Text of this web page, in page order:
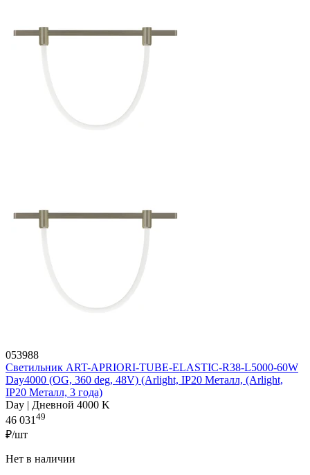
053988
Светильник ART-APRIORI-TUBE-ELASTIC-R38-L5000-60W
Day4000 (OG, 360 deg, 48V) (Arlight, IP20 Металл, (Arlight,
IP20 Металл, 3 года)
Day | Дневной 4000 K
46 03149
₽/шт
Нет в наличии